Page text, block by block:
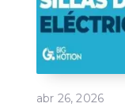
abr 26, 2026